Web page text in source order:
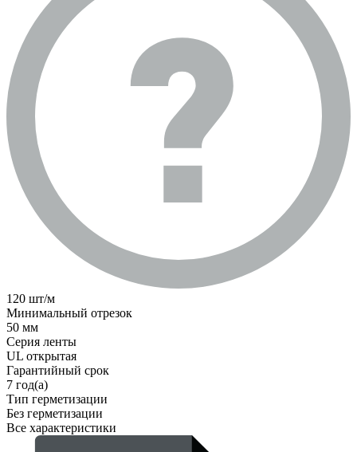
120 шт/м
Минимальный отрезок
50 мм
Серия ленты
UL открытая
Гарантийный срок
7 год(а)
Тип герметизации
Без герметизации
Все характеристики